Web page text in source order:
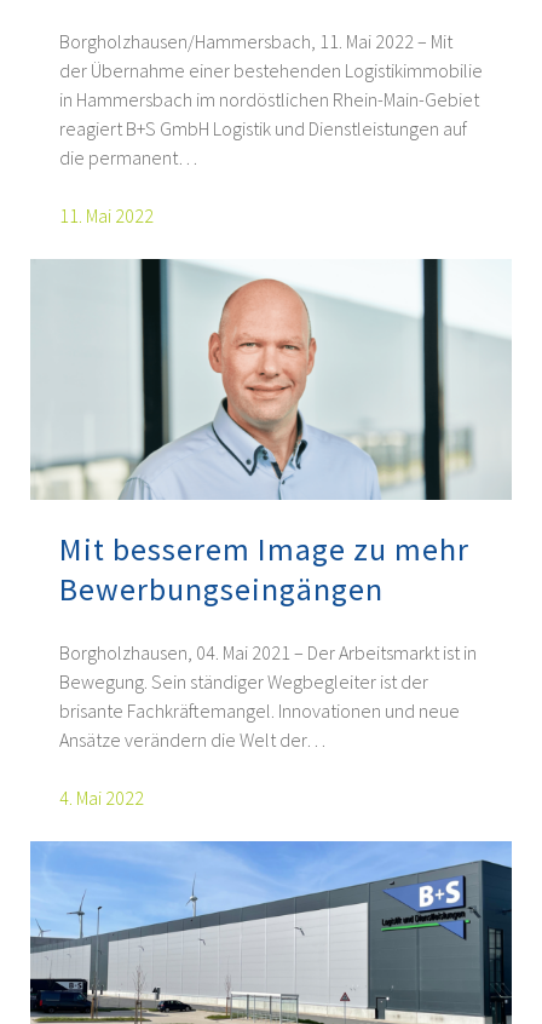
Borgholzhausen/Hammersbach, 11. Mai 2022 – Mit
der Übernahme einer bestehenden Logistikimmobilie
in Hammersbach im nordöstlichen Rhein-Main-Gebiet
reagiert B+S GmbH Logistik und Dienstleistungen auf
die permanent…
11. Mai 2022
Mit besserem Image zu mehr
Bewerbungseingängen
Borgholzhausen, 04. Mai 2021 – Der Arbeitsmarkt ist in
Bewegung. Sein ständiger Wegbegleiter ist der
brisante Fachkräftemangel. Innovationen und neue
Ansätze verändern die Welt der…
4. Mai 2022